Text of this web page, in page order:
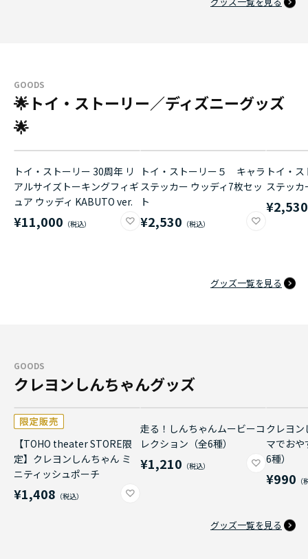
GOODS
🌟トイ・ストーリー／ディズニーグッズ
🌟
トイ・ストーリー 30周年 リ
アルサイズトーキングフィギ
ュア ウッディ KABUTO ver.
¥11,000
トイ・ストーリー５ キャラ
ステッカー ウッディ7枚セッ
ト
¥2,530
トイ・
ステッカ
¥2,530
グッズ一覧を見る
GOODS
クレヨンしんちゃんグッズ
【TOHO theater STORE限
定】クレヨンしんちゃん ミ
ニティッシュポーチ
¥1,408
走る！しんちゃんムービーコ
レクション（全6種）
¥1,210
クレヨ
マでお
6種）
¥990
グッズ一覧を見る